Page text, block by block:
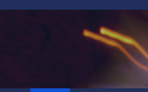
Salta